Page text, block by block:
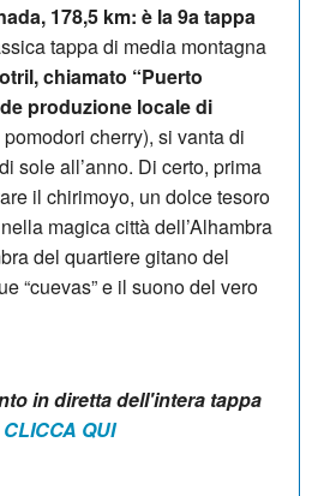
178,5 km: è la 9a tappa
tappa di media montagna
chiamato “Puerto
produzione locale di
cherry), si vanta di
sole all’anno. Di certo, prima
il chirimoyo, un dolce tesoro
magica città dell’Alhambra
del quartiere gitano del
“cuevas” e il suono del vero
in diretta dell'intera tappa
CLICCA QUI